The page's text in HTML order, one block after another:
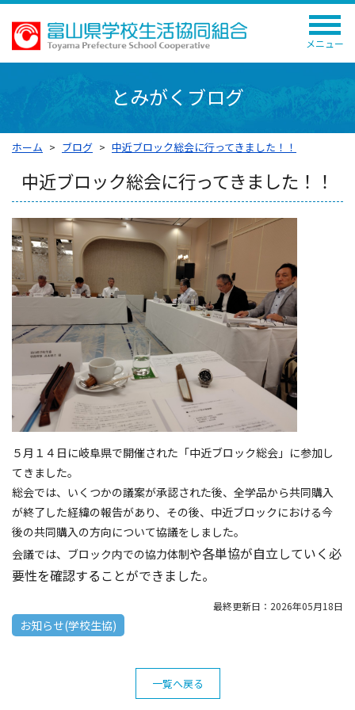
メニュー
とみがくブログ
ホーム ブログ 中近ブロック総会に行ってきました！！
中近ブロック総会に行ってきました！！
５月１４日に岐阜県で開催された「中近ブロック総会」に参加し
てきました。
総会では、いくつかの議案が承認された後、全学品から共同購入
が終了した経緯の報告があり、その後、中近ブロックにおける今
後の共同購入の方向について協議をしました。
会議では、ブロック内での協力体制や各単協が自立していく必
要性を確認することができました。
最終更新日：2026年05月18日
お知らせ(学校生協)
一覧へ戻る